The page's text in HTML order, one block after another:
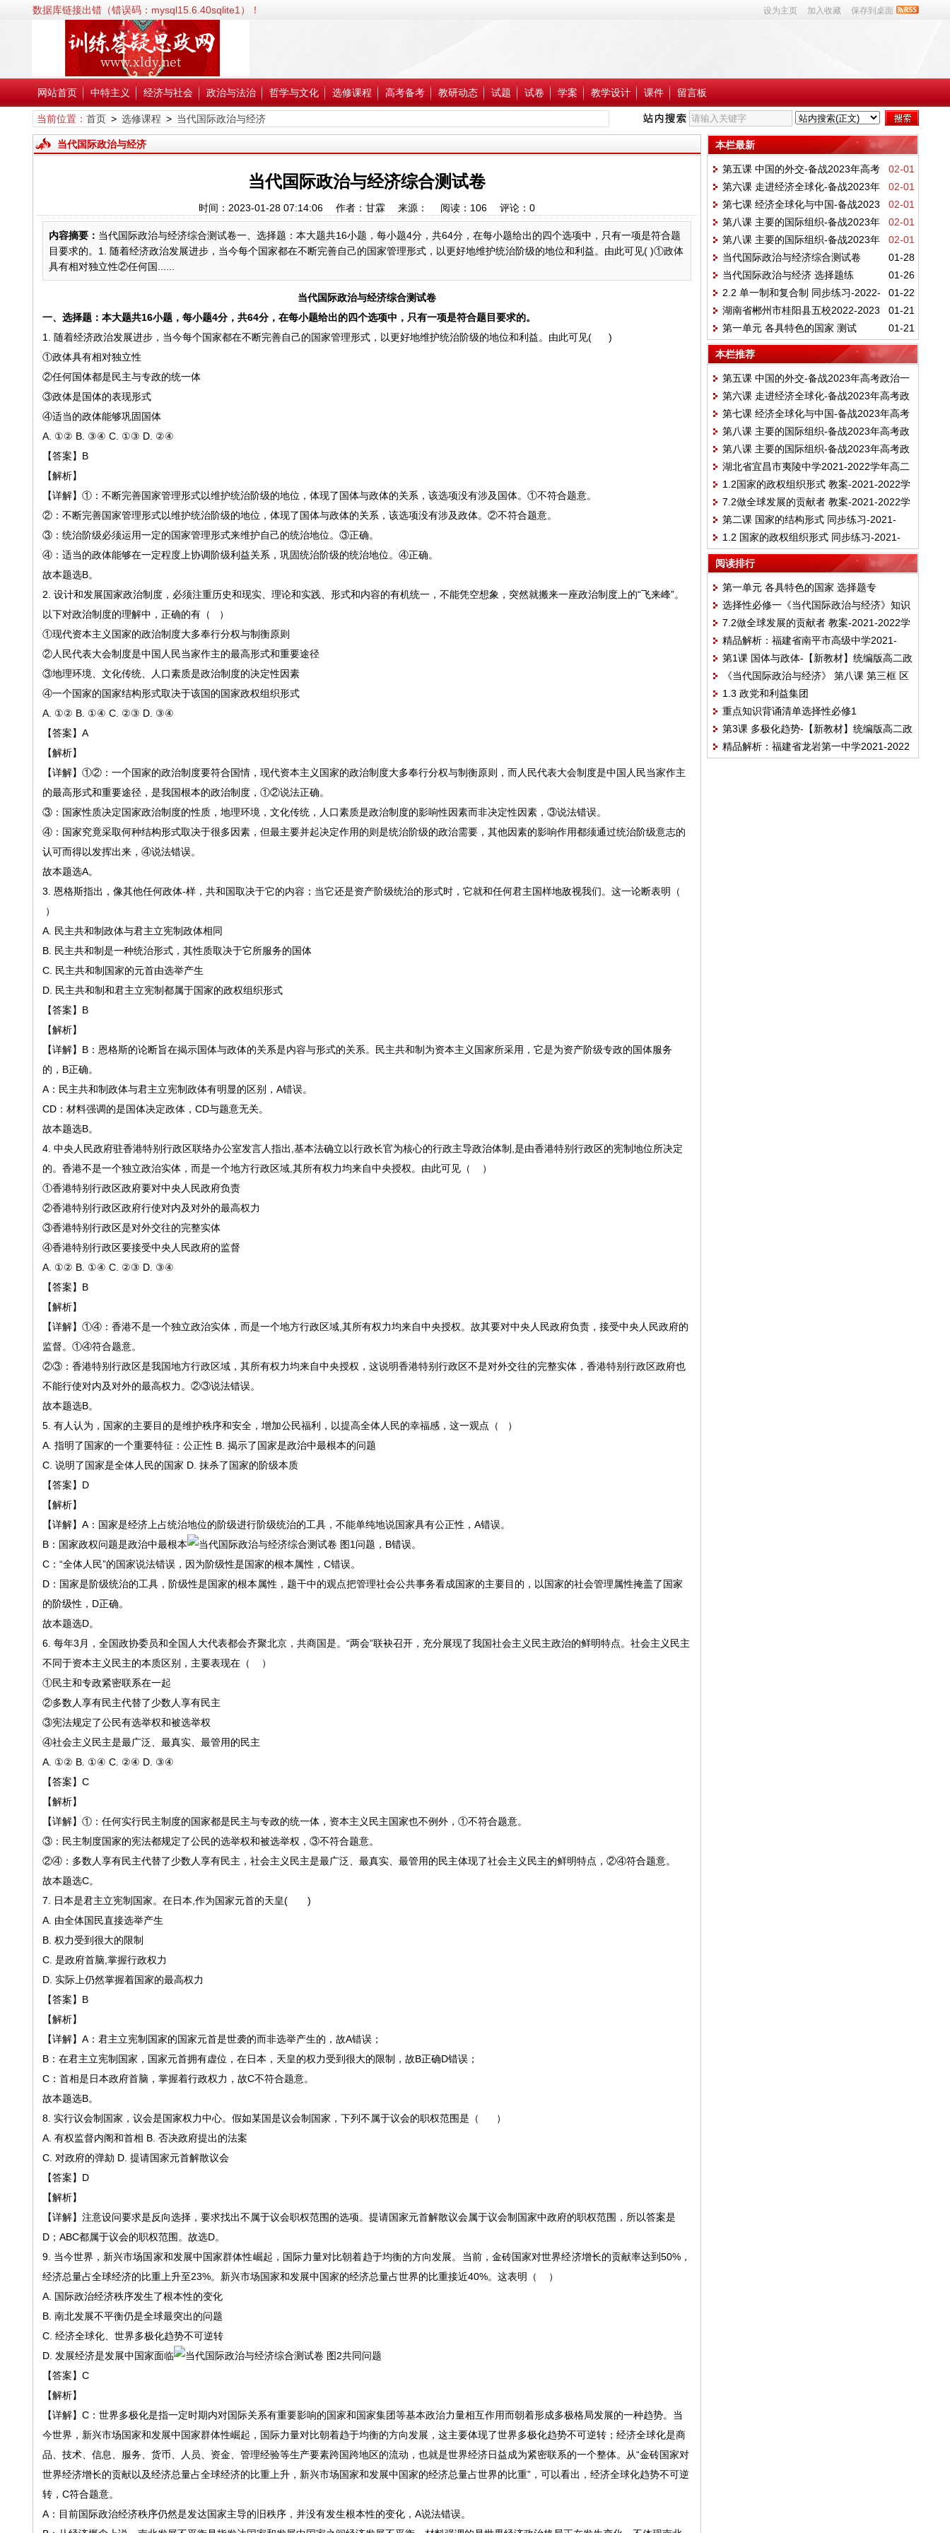
数据库链接出错（错误码：mysql15.6.40sqlite1）！
错误信息:SQLSTATE[HY000] [2002] No such file or directory；
错误代码:2002；
文件:/www/wwwroot/xldy.net/inc/classPdoDb.php；
行号:38；
设为主页 加入收藏 保存到桌面
网站首页 中特主义 经济与社会 政治与法治 哲学与文化 选修课程 高考备考 教研动态 试题 试卷 学案 教学设计 课件 留言板
当前位置： 首页> 选修课程 > 当代国际政治与经济
当代国际政治与经济
当代国际政治与经济综合测试卷
时间：2023-01-28 07:14:06 作者：甘霖 来源： 阅读： 106评论： 0
内容摘要： 当代国际政治与经济综合测试卷一、选择题：本大题共16小题，每小题4分，共64分，在每小题给出的四个选项中，只有一项是符合题
目要求的。1. 随着经济政治发展进步，当今每个国家都在不断完善自己的国家管理形式，以更好地维护统治阶级的地位和利益。由此可见( )①政体
具有相对独立性②任何国......
当代国际政治与经济综合测试卷
一、选择题：本大题共16小题，每小题4分，共64分，在每小题给出的四个选项中，只有一项是符合题目要求的。
1. 随着经济政治发展进步，当今每个国家都在不断完善自己的国家管理形式，以更好地维护统治阶级的地位和利益。由此可见( )
①政体具有相对独立性
②任何国体都是民主与专政的统一体
③政体是国体的表现形式
④适当的政体能够巩固国体
A. ①② B. ③④ C. ①③ D. ②④
【答案】 B
【解析】
【详解】 ①：不断完善国家管理形式以维护统治阶级的地位，体现了国体与政体的关系，该选项没有涉及国体。①不符合题意。
②：不断完善国家管理形式以维护统治阶级的地位，体现了国体与政体的关系，该选项没有涉及政体。②不符合题意。
③：统治阶级必须运用一定的国家管理形式来维护自己的统治地位。③正确。
④：适当的政体能够在一定程度上协调阶级利益关系，巩固统治阶级的统治地位。④正确。
故本题选B。
2. 设计和发展国家政治制度，必须注重历史和现实、理论和实践、形式和内容的有机统一，不能凭空想象，突然就搬来一座政治制度上的“飞来峰”。
以下对政治制度的理解中，正确的有（ ）
①现代资本主义国家的政治制度大多奉行分权与制衡原则
②人民代表大会制度是中国人民当家作主的最高形式和重要途径
③地理环境、文化传统、人口素质是政治制度的决定性因素
④一个国家的国家结构形式取决于该国的国家政权组织形式
A. ①② B. ①④ C. ②③ D. ③④
【答案】 A
【解析】
【详解】 ①②：一个国家的政治制度要符合国情，现代资本主义国家的政治制度大多奉行分权与制衡原则，而人民代表大会制度是中国人民当家作主
的最高形式和重要途径，是我国根本的政治制度， ①②说法正确。
③：国家性质决定国家政治制度的性质，地理环境，文化传统，人口素质是政治制度的影响性因素而非决定性因素， ③说法错误。
④：国家究竟采取何种结构形式取决于很多因素，但最主要并起决定作用的则是统治阶级的政治需要，其他因素的影响作用都须通过统治阶级意志的
认可而得以发挥出来， ④说法错误。
故本题选A。
3. 恩格斯指出，像其他任何政体-样，共和国取决于它的内容；当它还是资产阶级统治的形式时，它就和任何君主国样地敌视我们。这一论断表明（
）
A. 民主共和制政体与君主立宪制政体相同
B. 民主共和制是一种统治形式，其性质取决于它所服务的国体
C. 民主共和制国家的元首由选举产生
D. 民主共和制和君主立宪制都属于国家的政权组织形式
【答案】 B
【解析】
【详解】 B：恩格斯的论断旨在揭示国体与政体的关系是内容与形式的关系。民主共和制为资本主义国家所采用，它是为资产阶级专政的国体服务
的，B正确。
A：民主共和制政体与君主立宪制政体有明显的区别，A错误。
CD：材料强调的是国体决定政体，CD与题意无关。
故本题选B。
4. 中央人民政府驻香港特别行政区联络办公室发言人指出 ,基本法确立以行政长官为核心的行政主导政治体制,是由香港特别行政区的宪制地位所决定
的。香港不是一个独立政治实体，而是一个地方行政区域,其所有权力均来自中央授权。由此可见（ ）
①香港特别行政区政府要对中央人民政府负责
②香港特别行政区政府行使对内及对外的最高权力
③香港特别行政区是对外交往的完整实体
④香港特别行政区要接受中央人民政府的监督
A. ①② B. ①④ C. ②③ D. ③④
【答案】 B
【解析】
【详解】 ①④：香港不是一个独立政治实体，而是一个地方行政区域, 其所有权力均来自中央授权。故其要对中央人民政府负责，接受中央人民政府的
监督。 ①④符合题意。
②③：香港特别行政区是我国地方行政区域，其所有权力均来自中央授权，这说明香港特别行政区不是对外交往的完整实体，香港特别行政区政府也
不能行使对内及对外的最高权力。 ②③说法错误。
故本题选B。
5. 有人认为，国家的主要目的是维护秩序和安全，增加公民福利，以提高全体人民的幸福感，这一观点（
）
A. 指明了国家的一个重要特征：公正性 B. 揭示了国家是政治中最根本的问题
C. 说明了国家是全体人民的国家 D. 抹杀了国家的阶级本质
【答案】 D
【解析】
【详解】 A：国家是经济上占统治地位的阶级进行阶级统治的工具，不能单纯地说国家具有公正性， A错误。
B：国家政权问题是政治中最根本 问题， B错误。
C： “全体人民”的国家说法错误，因为阶级性是国家的根本属性， C错误。
D：国家是阶级统治的工具，阶级性是国家的根本属性，题干中的观点把管理社会公共事务看成国家的主要目的，以国家的社会管理属性掩盖了国家
的阶级性， D正确。
故本题选D。
6. 每年3月，全国政协委员和全国人大代表都会齐聚北京，共商国是。“两会”联袂召开，充分展现了我国社会主义民主政治的鲜明特点。社会主义民主
不同于资本主义民主的本质区别，主要表现在（ ）
①民主和专政紧密联系在一起
②多数人享有民主代替了少数人享有民主
③宪法规定了公民有选举权和被选举权
④社会主义民主是最广泛、最真实、最管用的民主
A. ①② B. ①④ C. ②④ D. ③④
【答案】 C
【解析】
【详解】 ①：任何实行民主制度的国家都是民主与专政的统一体，资本主义民主国家也不例外，①不符合题意。
③：民主制度国家的宪法都规定了公民的选举权和被选举权，③不符合题意。
②④：多数人享有民主代替了少数人享有民主，社会主义民主是最广泛、最真实、最管用的民主体现了社会主义民主的鲜明特点，②④符合题意。
故本题选C。
7.
日本是君主立宪制国家。在日本 ,作为国家元首的天皇( )
A. 由全体国民直接选举产生
B. 权力受到很大的限制
C. 是政府首脑 ,掌握行政权力
D. 实际上仍然掌握着国家的最高权力
【答案】 B
【解析】
【详解】 A：君主立宪制国家的国家元首是世袭的而非选举产生的，故A错误；
B：在君主立宪制国家，国家元首拥有虚位，在日本，天皇的权力受到很大的限制，故B正确D错误；
C：首相是日本政府首脑，掌握着行政权力，故C不符合题意。
故本题选B。
8. 实行议会制国家，议会是国家权力中心。假如某国是议会制国家，下列不属于议会的职权范围是（ ）
A. 有权监督内阁和首相 B. 否决政府提出的法案
C. 对政府的弹劾 D. 提请国家元首解散议会
【答案】 D
【解析】
【详解】 注意设问要求是反向选择，要求找出不属于议会职权范围的选项。提请国家元首解散议会属于议会制国家中政府的职权范围，所以答案是
D；ABC都属于议会的职权范围。故选D。
9. 当今世界，新兴市场国家和发展中国家群体性崛起，国际力量对比朝着趋于均衡的方向发展。当前，金砖国家对世界经济增长的贡献率达到50%，
经济总量占全球经济的比重上升至23%。新兴市场国家和发展中国家的经济总量占世界的比重接近40%。这表明（ ）
A. 国际政治经济秩序发生了根本性的变化
B. 南北发展不平衡仍是全球最突出的问题
C. 经济全球化、世界多极化趋势不可逆转
D. 发展经济是发展中国家面临
共同问题
【答案】 C
【解析】
【详解】 C：世界多极化是指一定时期内对国际关系有重要影响的国家和国家集团等基本政治力量相互作用而朝着形成多极格局发展的一种趋势。当
今世界，新兴市场国家和发展中国家群体性崛起，国际力量对比朝着趋于均衡的方向发展，这主要体现了世界多极化趋势不可逆转；经济全球化是商
品、技术、信息、服务、货币、人员、资金、管理经验等生产要素跨国跨地区的流动，也就是世界经济日益成为紧密联系的一个整体。从“金砖国家对
世界经济增长的贡献以及经济总量占全球经济的比重上升，新兴市场国家和发展中国家的经济总量占世界的比重”，可以看出，经济全球化趋势不可逆
转， C符合题意。
A：目前国际政治经济秩序仍然是发达国家主导的旧秩序，并没有发生根本性的变化， A说法错误。
本栏最新
02-01
第五课 中国的外交-备战2023年高考
政治一轮复习之课课练
02-01
第六课 走进经济全球化-备战2023年
高考政治一轮复习之课课练（统编版选择性
必修1、2、3）
02-01
第七课 经济全球化与中国-备战2023
年高考政治一轮复习之课课练（统编版选择
性必修1、2、3）
02-01
第八课 主要的国际组织-备战2023年
高考政治一轮复习之课课练（统编版选择性
必修1、2、3）
02-01
第八课 主要的国际组织-备战2023年
高考政治一轮复习之课课练（统编版选择性
必修1、2、3）
01-28
当代国际政治与经济综合测试卷
01-26
当代国际政治与经济 选择题练
习-2022-2023学年高中政治统编版选择性必
修一
01-22
2.2 单一制和复合制 同步练习-2022-
2023学年高中政治统编版选择性必修一当代
国际政治与经济
01-21
湖南省郴州市桂阳县五校2022-2023
学年高二上学期期末线上联考政治试卷01-21
第一单元 各具特色的国家 测试
卷-2022-2023学年高中政治统编版选择性必
修一当代国际政治与经济
本栏推荐
第五课 中国的外交-备战2023年高考政治一
轮复习之课课练
第六课 走进经济全球化-备战2023年高考政
治一轮复习之课课练（统编版选择性必修
1、2、3）
第七课 经济全球化与中国-备战2023年高考
政治一轮复习之课课练（统编版选择性必修
1、2、3）
第八课 主要的国际组织-备战2023年高考政
治一轮复习之课课练（统编版选择性必修
1、2、3）
第八课 主要的国际组织-备战2023年高考政
治一轮复习之课课练（统编版选择性必修
1、2、3）
湖北省宜昌市夷陵中学2021-2022学年高二
下学期诊断性检测(二)政治试卷
1.2国家的政权组织形式 教案-2021-2022学
年高中统编版政治选择性必修一当代国际政
治与经济
7.2做全球发展的贡献者 教案-2021-2022学
年高中政治统编版选择性必修一当代国际政
治与经济
第二课 国家的结构形式 同步练习-2021-
2022学年高中政治统编版选择性必修一当代
国际政治与经济
1.2 国家的政权组织形式 同步练习-2021-
2022学年高中政治统编版选择性必修一当代
国际政治与经济
阅读排行
第一单元 各具特色的国家 选择题专
练-2021-2022学年高中政治统编版选择性必
修一当代国际政治与经济
选择性必修一《当代国际政治与经济》知识
总结
7.2做全球发展的贡献者 教案-2021-2022学
年高中政治统编版选择性必修一当代国际政
治与经济
精品解析：福建省南平市高级中学2021-
2022学年高二下学期期中考试政治试题
第1课 国体与政体-【新教材】统编版高二政
治选择性必修1《当代国际政治与经济》必
背知识清单
《当代国际政治与经济》 第八课 第三框 区
域性国际组织 导学案（含答案）
1.3 政党和利益集团
重点知识背诵清单选择性必修1
第3课 多极化趋势-【新教材】统编版高二政
治选择性必修1《当代国际政治与经济》必
精品解析：福建省龙岩第一中学2021-2022